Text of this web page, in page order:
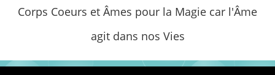
Corps Coeurs et Âmes pour la Magie car l'Âme
agit dans nos Vies